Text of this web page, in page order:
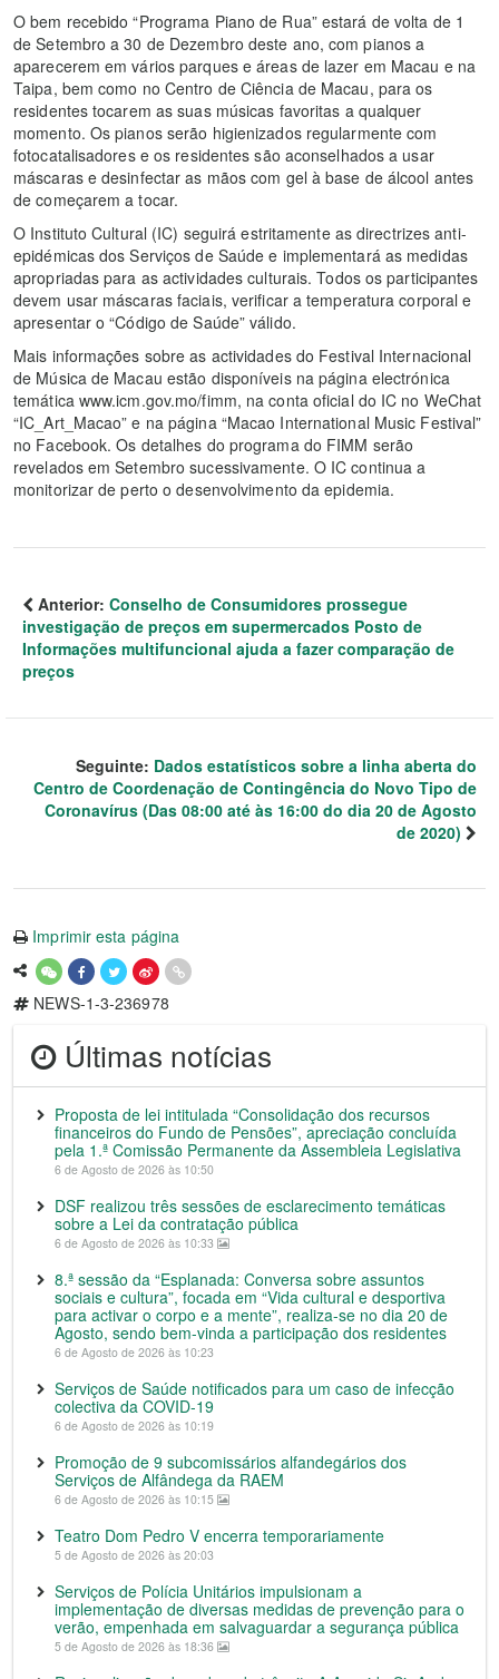
O bem recebido “Programa Piano de Rua” estará de volta de 1
de Setembro a 30 de Dezembro deste ano, com pianos a
aparecerem em vários parques e áreas de lazer em Macau e na
Taipa, bem como no Centro de Ciência de Macau, para os
residentes tocarem as suas músicas favoritas a qualquer
momento. Os pianos serão higienizados regularmente com
fotocatalisadores e os residentes são aconselhados a usar
máscaras e desinfectar as mãos com gel à base de álcool antes
de começarem a tocar.
O Instituto Cultural (IC) seguirá estritamente as directrizes anti-
epidémicas dos Serviços de Saúde e implementará as medidas
apropriadas para as actividades culturais. Todos os participantes
devem usar máscaras faciais, verificar a temperatura corporal e
apresentar o “Código de Saúde” válido.
Mais informações sobre as actividades do Festival Internacional
de Música de Macau estão disponíveis na página electrónica
temática www.icm.gov.mo/fimm, na conta oficial do IC no WeChat
“IC_Art_Macao” e na página “Macao International Music Festival”
no Facebook. Os detalhes do programa do FIMM serão
revelados em Setembro sucessivamente. O IC continua a
monitorizar de perto o desenvolvimento da epidemia.
Anterior: Conselho de Consumidores prossegue
investigação de preços em supermercados Posto de
Informações multifuncional ajuda a fazer comparação de
preços
Seguinte: Dados estatísticos sobre a linha aberta do
Centro de Coordenação de Contingência do Novo Tipo de
Coronavírus (Das 08:00 até às 16:00 do dia 20 de Agosto
de 2020)
Imprimir esta página
NEWS-1-3-236978
Últimas notícias
Proposta de lei intitulada “Consolidação dos recursos
financeiros do Fundo de Pensões”, apreciação concluída
pela 1.ª Comissão Permanente da Assembleia Legislativa
6 de Agosto de 2026 às 10:50
DSF realizou três sessões de esclarecimento temáticas
sobre a Lei da contratação pública
6 de Agosto de 2026 às 10:33
8.ª sessão da “Esplanada: Conversa sobre assuntos
sociais e cultura”, focada em “Vida cultural e desportiva
para activar o corpo e a mente”, realiza-se no dia 20 de
Agosto, sendo bem-vinda a participação dos residentes
6 de Agosto de 2026 às 10:23
Serviços de Saúde notificados para um caso de infecção
colectiva da COVID-19
6 de Agosto de 2026 às 10:19
Promoção de 9 subcomissários alfandegários dos
Serviços de Alfândega da RAEM
6 de Agosto de 2026 às 10:15
Teatro Dom Pedro V encerra temporariamente
5 de Agosto de 2026 às 20:03
Serviços de Polícia Unitários impulsionam a
implementação de diversas medidas de prevenção para o
verão, empenhada em salvaguardar a segurança pública
5 de Agosto de 2026 às 18:36